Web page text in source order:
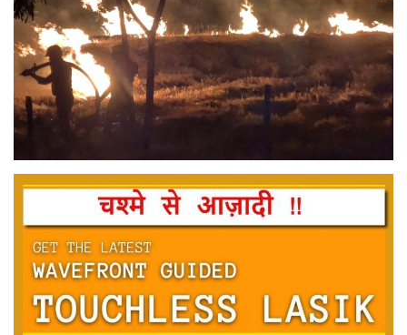
दुनिया
मनोरंजन
सेहत
धर्म
राशिफल
खेल